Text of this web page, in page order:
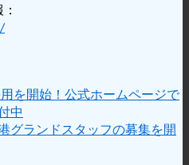
を開始！公式ホームページで
中
グランドスタッフの募集を開